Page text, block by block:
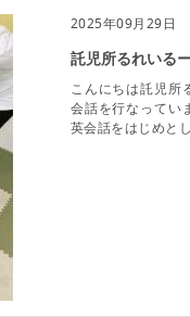
2025年09月29日
託児所るれいる
こんにちは託児所
会話を行なってい
英会話をはじめと